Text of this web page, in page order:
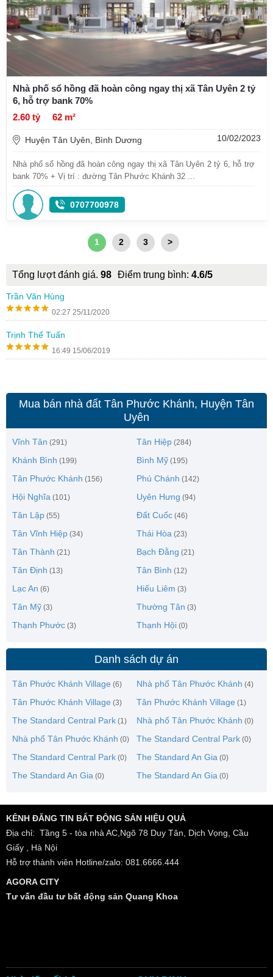
Nhà phố sổ hồng đã hoàn công ngay thị xã Tân Uyên 2 tỷ
6, hỗ trợ bank 70%
2.60 tỷ
62 m²
Huyện Tân Uyên, Bình Dương 10/02/2023
Nhà phố sổ hồng đã hoàn công ngay thị xã Tân Uyên 2 tỷ 6, hỗ trợ
bank 70% + Vị trí : đường Tân Phước Khánh 32 ...
0707700978
1 2 3 >
Tổng lượt đánh giá. 98 Điểm trung bình: 4.6/5
Trần Văn Hùng
02:27 25/11/2020
Trịnh Thế Tuấn
16:49 15/06/2019
Mua bán nhà đất Tân Phước Khánh, Huyện Tân
Uyên
Vĩnh Tân (291) Tân Hiệp (284)
Khánh Bình (199) Bình Mỹ (195)
Tân Phước Khánh (156) Phú Chánh (142)
Hội Nghĩa (101) Uyên Hưng (94)
Tân Lập (55) Đất Cuốc (46)
Tân Vĩnh Hiệp (34) Thái Hòa (23)
Tân Thành (21) Bạch Đằng (21)
Tân Định (13) Tân Bình (12)
Lạc An (6) Hiếu Liêm (3)
Tân Mỹ (3) Thường Tân (3)
Thạnh Phước (3) Thạnh Hội (0)
Danh sách dự án
Tân Phước Khánh Village (6) Nhà phố Tân Phước Khánh (4)
Tân Phước Khánh Village (3) Tân Phước Khánh Village (1)
The Standard Central Park (1) Nhà phố Tân Phước Khánh (0)
Nhà phố Tân Phước Khánh (0) The Standard Central Park (0)
The Standard Central Park (0) The Standard An Gia (0)
The Standard An Gia (0) The Standard An Gia (0)
KÊNH ĐĂNG TIN BẤT ĐỘNG SẢN HIỆU QUẢ
Địa chỉ: Tầng 5 - tòa nhà AC,Ngõ 78 Duy Tân, Dịch Vọng, Cầu
Giấy , Hà Nội
Hỗ trợ thành viên Hotline/zalo: 081.6666.444
AGORA CITY
Tư vấn đầu tư bất động sản Quang Khoa